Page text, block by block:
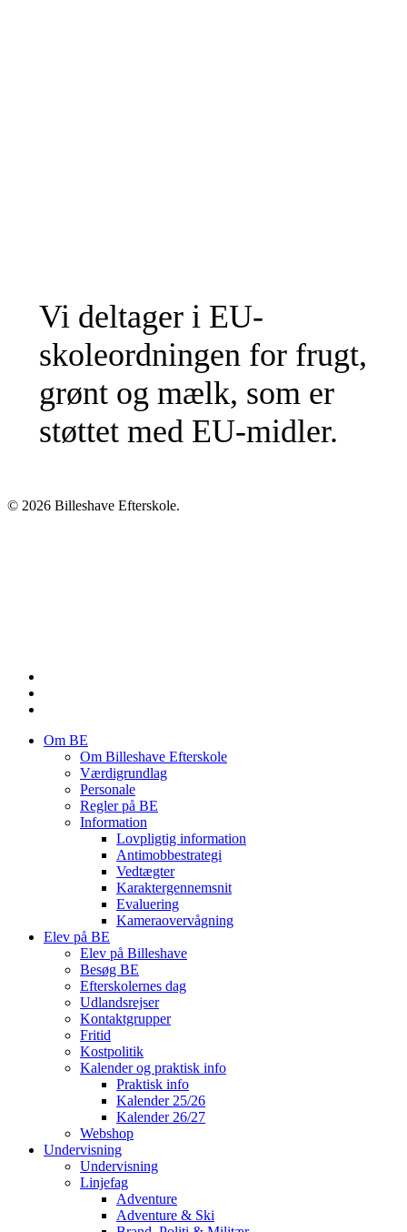
Vi deltager i EU-
skoleordningen for frugt,
grønt og mælk, som er
støttet med EU-midler.
© 2026 Billeshave Efterskole.
Om BE
Om Billeshave Efterskole
Værdigrundlag
Personale
Regler på BE
Information
Lovpligtig information
Antimobbestrategi
Vedtægter
Karaktergennemsnit
Evaluering
Kameraovervågning
Elev på BE
Elev på Billeshave
Besøg BE
Efterskolernes dag
Udlandsrejser
Kontaktgrupper
Fritid
Kostpolitik
Kalender og praktisk info
Praktisk info
Kalender 25/26
Kalender 26/27
Webshop
Undervisning
Undervisning
Linjefag
Adventure
Adventure & Ski